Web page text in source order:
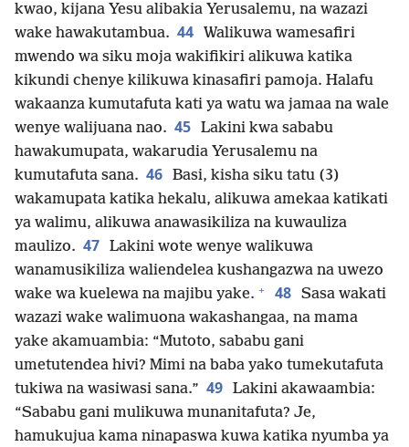
kwao, kijana Yesu alibakia Yerusalemu, na wazazi
wake hawakutambua. 44 Walikuwa wamesafiri
mwendo wa siku moja wakifikiri alikuwa katika
kikundi chenye kilikuwa kinasafiri pamoja. Halafu
wakaanza kumutafuta kati ya watu wa jamaa na wale
wenye walijuana nao. 45 Lakini kwa sababu
hawakumupata, wakarudia Yerusalemu na
kumutafuta sana. 46 Basi, kisha siku tatu (3)
wakamupata katika hekalu, alikuwa amekaa katikati
ya walimu, alikuwa anawasikiliza na kuwauliza
maulizo. 47 Lakini wote wenye walikuwa
wanamusikiliza waliendelea kushangazwa na uwezo
wake wa kuelewa na majibu yake. + 48 Sasa wakati
wazazi wake walimuona wakashangaa, na mama
yake akamuambia: “Mutoto, sababu gani
umetutendea hivi? Mimi na baba yako tumekutafuta
tukiwa na wasiwasi sana.” 49 Lakini akawaambia:
“Sababu gani mulikuwa munanitafuta? Je,
hamukujua kama ninapaswa kuwa katika nyumba ya